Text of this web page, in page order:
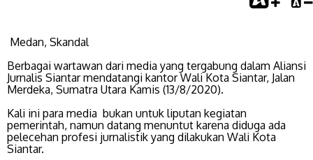
Medan, Skandal
Berbagai wartawan dari media yang tergabung dalam Aliansi
Jurnalis Siantar mendatangi kantor Wali Kota Siantar, Jalan
Merdeka, Sumatra Utara Kamis (13/8/2020).
Kali ini para media bukan untuk liputan kegiatan
pemerintah, namun datang menuntut karena diduga ada
pelecehan profesi jurnalistik yang dilakukan Wali Kota
Siantar.